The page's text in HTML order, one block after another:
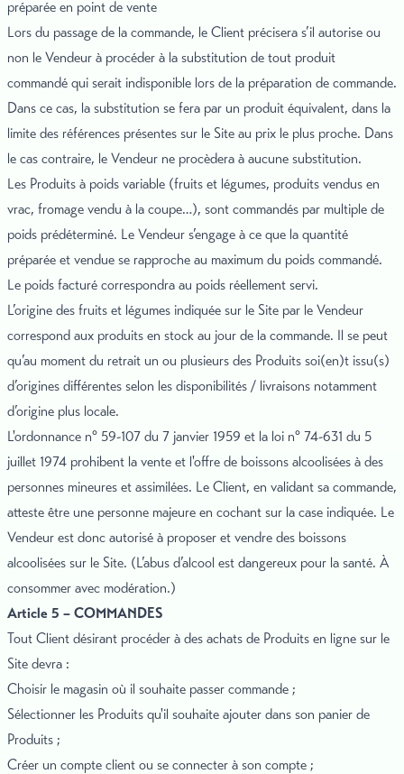
préparée en point de vente
Lors du passage de la commande, le Client précisera s’il autorise ou
non le Vendeur à procéder à la substitution de tout produit
commandé qui serait indisponible lors de la préparation de commande.
Dans ce cas, la substitution se fera par un produit équivalent, dans la
limite des références présentes sur le Site au prix le plus proche. Dans
le cas contraire, le Vendeur ne procèdera à aucune substitution.
Les Produits à poids variable (fruits et légumes, produits vendus en
vrac, fromage vendu à la coupe…), sont commandés par multiple de
poids prédéterminé. Le Vendeur s’engage à ce que la quantité
préparée et vendue se rapproche au maximum du poids commandé.
Le poids facturé correspondra au poids réellement servi.
L’origine des fruits et légumes indiquée sur le Site par le Vendeur
correspond aux produits en stock au jour de la commande. Il se peut
qu’au moment du retrait un ou plusieurs des Produits soi(en)t issu(s)
d’origines différentes selon les disponibilités / livraisons notamment
d’origine plus locale.
L'ordonnance n° 59-107 du 7 janvier 1959 et la loi n° 74-631 du 5
juillet 1974 prohibent la vente et l'offre de boissons alcoolisées à des
personnes mineures et assimilées. Le Client, en validant sa commande,
atteste être une personne majeure en cochant sur la case indiquée. Le
Vendeur est donc autorisé à proposer et vendre des boissons
alcoolisées sur le Site. (L’abus d’alcool est dangereux pour la santé. À
consommer avec modération.)
Article 5 – COMMANDES
Tout Client désirant procéder à des achats de Produits en ligne sur le
Site devra :
Choisir le magasin où il souhaite passer commande ;
Sélectionner les Produits qu'il souhaite ajouter dans son panier de
Produits ;
Créer un compte client ou se connecter à son compte ;